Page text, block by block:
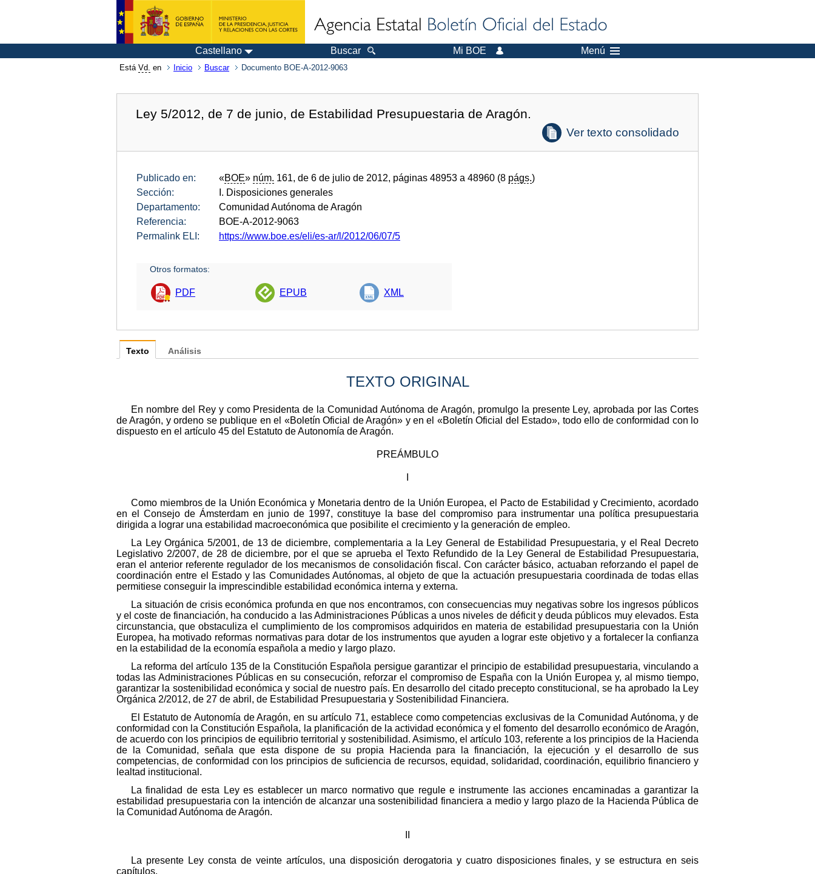
Castellano Buscar Mi BOE Menú
Está Vd. en Inicio Buscar Documento BOE-A-2012-9063
Ley 5/2012, de 7 de junio, de Estabilidad Presupuestaria de Aragón.
Ver texto consolidado
Publicado en: «BOE» núm. 161, de 6 de julio de 2012, páginas 48953 a 48960 (8 págs.)
Sección:
I. Disposiciones generales
Departamento:
Comunidad Autónoma de Aragón
Referencia:
BOE-A-2012-9063
Permalink ELI:
https://www.boe.es/eli/es-ar/l/2012/06/07/5
Otros formatos:
PDF EPUB XML
Texto
TEXTO ORIGINAL
En nombre del Rey y como Presidenta de la Comunidad Autónoma de Aragón, promulgo la presente Ley, aprobada por las Cortes
de Aragón, y ordeno se publique en el «Boletín Oficial de Aragón» y en el «Boletín Oficial del Estado», todo ello de conformidad con lo
dispuesto en el artículo 45 del Estatuto de Autonomía de Aragón.
PREÁMBULO
Como miembros de la Unión Económica y Monetaria dentro de la Unión Europea, el Pacto de Estabilidad y Crecimiento, acordado
en el Consejo de Ámsterdam en junio de 1997, constituye la base del compromiso para instrumentar una política presupuestaria
dirigida a lograr una estabilidad macroeconómica que posibilite el crecimiento y la generación de empleo.
La Ley Orgánica 5/2001, de 13 de diciembre, complementaria a la Ley General de Estabilidad Presupuestaria, y el Real Decreto
Legislativo 2/2007, de 28 de diciembre, por el que se aprueba el Texto Refundido de la Ley General de Estabilidad Presupuestaria,
eran el anterior referente regulador de los mecanismos de consolidación fiscal. Con carácter básico, actuaban reforzando el papel de
coordinación entre el Estado y las Comunidades Autónomas, al objeto de que la actuación presupuestaria coordinada de todas ellas
permitiese conseguir la imprescindible estabilidad económica interna y externa.
La situación de crisis económica profunda en que nos encontramos, con consecuencias muy negativas sobre los ingresos públicos
y el coste de financiación, ha conducido a las Administraciones Públicas a unos niveles de déficit y deuda públicos muy elevados. Esta
circunstancia, que obstaculiza el cumplimiento de los compromisos adquiridos en materia de estabilidad presupuestaria con la Unión
Europea, ha motivado reformas normativas para dotar de los instrumentos que ayuden a lograr este objetivo y a fortalecer la confianza
en la estabilidad de la economía española a medio y largo plazo.
La reforma del artículo 135 de la Constitución Española persigue garantizar el principio de estabilidad presupuestaria, vinculando a
todas las Administraciones Públicas en su consecución, reforzar el compromiso de España con la Unión Europea y, al mismo tiempo,
garantizar la sostenibilidad económica y social de nuestro país. En desarrollo del citado precepto constitucional, se ha aprobado la Ley
Orgánica 2/2012, de 27 de abril, de Estabilidad Presupuestaria y Sostenibilidad Financiera.
El Estatuto de Autonomía de Aragón, en su artículo 71, establece como competencias exclusivas de la Comunidad Autónoma, y de
conformidad con la Constitución Española, la planificación de la actividad económica y el fomento del desarrollo económico de Aragón,
de acuerdo con los principios de equilibrio territorial y sostenibilidad. Asimismo, el artículo 103, referente a los principios de la Hacienda
de la Comunidad, señala que esta dispone de su propia Hacienda para la financiación, la ejecución y el desarrollo de sus
competencias, de conformidad con los principios de suficiencia de recursos, equidad, solidaridad, coordinación, equilibrio financiero y
lealtad institucional.
La finalidad de esta Ley es establecer un marco normativo que regule e instrumente las acciones encaminadas a garantizar la
estabilidad presupuestaria con la intención de alcanzar una sostenibilidad financiera a medio y largo plazo de la Hacienda Pública de
la Comunidad Autónoma de Aragón.
La presente Ley consta de veinte artículos, una disposición derogatoria y cuatro disposiciones finales, y se estructura en seis
capítulos.
Análisis